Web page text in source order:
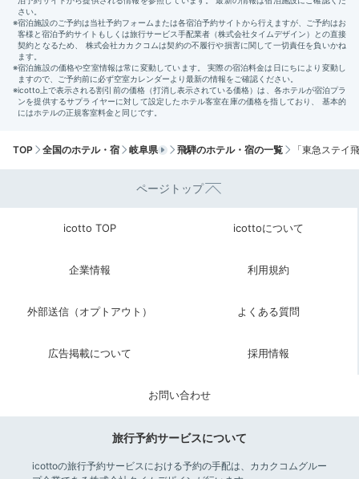
朝食／和洋ビュッフェ一例①
朝食も開放的な「お食事処YUI」で頂きます。"里山の
朝"がテーマの和洋ビュッフェで、ほっこり落ち着く郷
土料理がずらり。飛騨牛カレーや朴葉みそ焼き、パンな
どの洋食も並びます。地元の味を楽しみ朝から元気満タ
飛騨高山らしいグルメがありました。
飛騨牛乳もおいしかったで
Check-out
TOP 全国のホテル・宿 岐阜県 飛騨のホテル・宿の一覧 「東急ステイ
ページトップ
icotto TOP icottoについて
企業情報 利用規約
外部送信（オプトアウト） よくある質問
広告掲載について 採用情報
お問い合わせ
旅行予約サービスについて
icottoの旅行予約サービスにおける予約の手配は、カカクコムグルー